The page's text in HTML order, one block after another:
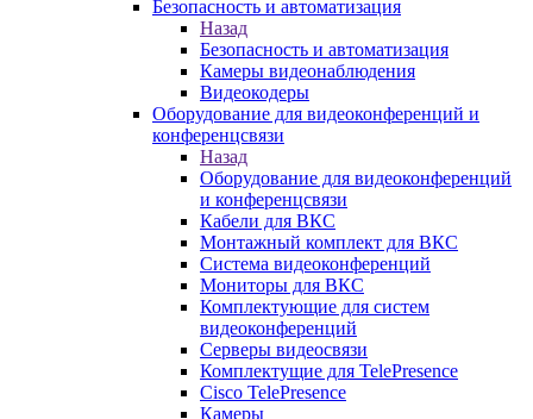
Безопасность и автоматизация
Назад
Безопасность и автоматизация
Камеры видеонаблюдения
Видеокодеры
Оборудование для видеоконференций и
конференцсвязи
Назад
Оборудование для видеоконференций
и конференцсвязи
Кабели для ВКС
Монтажный комплект для ВКС
Система видеоконференций
Мониторы для ВКС
Комплектующие для систем
видеоконференций
Серверы видеосвязи
Комплектущие для TelePresence
Cisco TelePresence
Камеры